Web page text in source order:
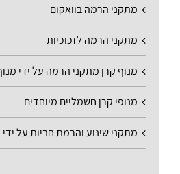
מתקני הרמה בוואקום
מתקני הרמה לזכוכיות
מנוף קרן מתקני הרמה על ידי
מנופי קרן חשמליים מיוחדים
מתקני שינוע והרמת חביות על ידי